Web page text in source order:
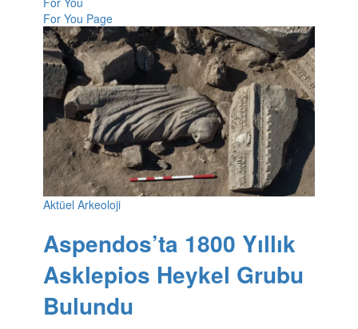
For You Page
Aktüel Arkeoloji
Aspendos’ta 1800 Yıllık
Asklepios Heykel Grubu
Bulundu